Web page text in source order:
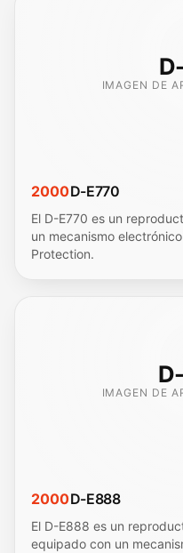
IMAGEN DE
2000D-E770
El D-E770 es un
un mecanismo
Protection.
IMAGEN DE
2000D-E888
El D-E888 es un
equipado con un